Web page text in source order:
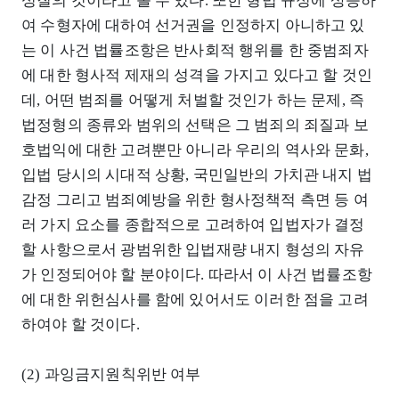
여 수형자에 대하여 선거권을 인정하지 아니하고 있
는 이 사건 법률조항은 반사회적 행위를 한 중범죄자
에 대한 형사적 제재의 성격을 가지고 있다고 할 것인
데, 어떤 범죄를 어떻게 처벌할 것인가 하는 문제, 즉
법정형의 종류와 범위의 선택은 그 범죄의 죄질과 보
호법익에 대한 고려뿐만 아니라 우리의 역사와 문화,
입법 당시의 시대적 상황, 국민일반의 가치관 내지 법
감정 그리고 범죄예방을 위한 형사정책적 측면 등 여
러 가지 요소를 종합적으로 고려하여 입법자가 결정
할 사항으로서 광범위한 입법재량 내지 형성의 자유
가 인정되어야 할 분야이다. 따라서 이 사건 법률조항
에 대한 위헌심사를 함에 있어서도 이러한 점을 고려
하여야 할 것이다.
(2) 과잉금지원칙위반 여부